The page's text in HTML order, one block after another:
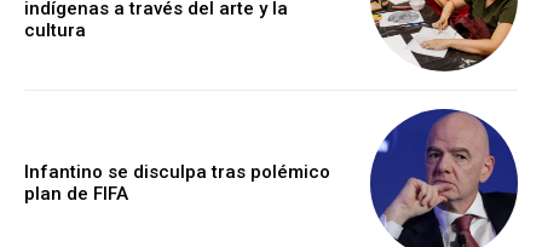
indígenas a través del arte y la
cultura
Infantino se disculpa tras polémico
plan de FIFA